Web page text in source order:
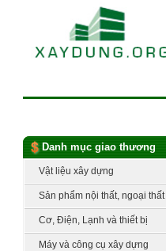
Danh mục giao thương
Vật liệu xây dựng
Sản phẩm nội thất, ngoại thất
Cơ, Điện, Lạnh và thiết bị
công nghệ
Máy và công cụ xây dựng